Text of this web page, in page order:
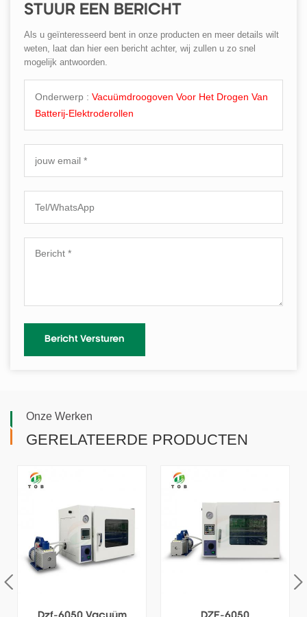
STUUR EEN BERICHT
Als u geïnteresseerd bent in onze producten en meer details wilt
weten, laat dan hier een bericht achter, wij zullen u zo snel
mogelijk antwoorden.
Onderwerp : Vacuümdroogoven Voor Het Drogen Van
Batterij-Elektroderollen
Onze Werken
GERELATEERDE PRODUCTEN